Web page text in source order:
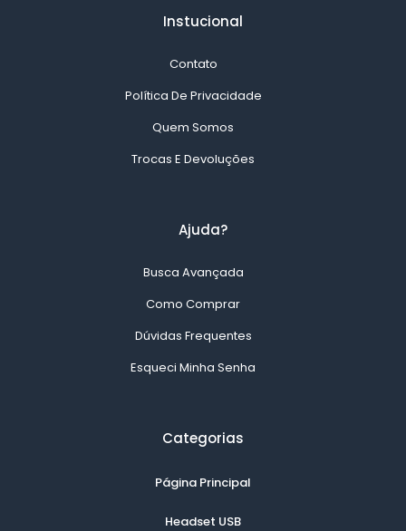
Instucional
Contato
Política De Privacidade
Quem Somos
Trocas E Devoluções
Ajuda?
Busca Avançada
Como Comprar
Dúvidas Frequentes
Esqueci Minha Senha
Categorias
Página Principal
Headset USB